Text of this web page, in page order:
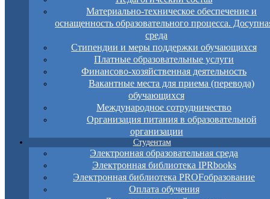
Материально-техническое обеспечение и
оснащенность образовательного процесса.
среда
Стипендии и меры поддержки обучающихся
Платные образовательные услуги
Финансово-хозяйственная деятельность
Вакантные места для приема (перевода)
обучающихся
Международное сотрудничество
Организация питания в образовательной
организации
Студентам
Электронная образовательная среда
Электронная библиотека IPRbooks
Электронная библиотека PROFобразование
Оплата обучения